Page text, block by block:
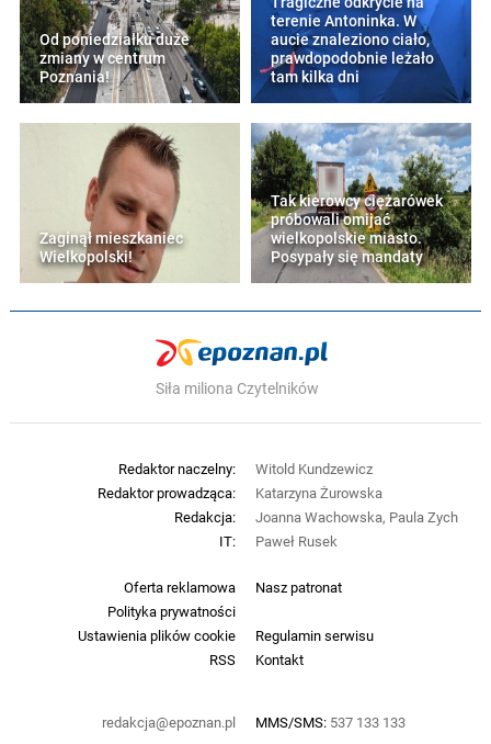
Od poniedziałku duże
zmiany w centrum
Poznania!
terenie Antoninka. W
aucie znaleziono ciało,
prawdopodobnie leżało
tam kilka dni
Zaginął mieszkaniec
Wielkopolski!
Tak kierowcy ciężarówek
próbowali omijać
wielkopolskie miasto.
Posypały się mandaty
Siła miliona Czytelników
Oferta reklamowa
Nasz patronat
Polityka prywatności
Ustawienia plików cookie
Regulamin serwisu
RSS
Kontakt
redakcja@epoznan.pl MMS/SMS: 537 133 133
Redaktor naczelny:
Witold Kundzewicz
Redaktor prowadząca:
Katarzyna Żurowska
Redakcja:
Joanna Wachowska, Paula Zych
IT:
Paweł Rusek